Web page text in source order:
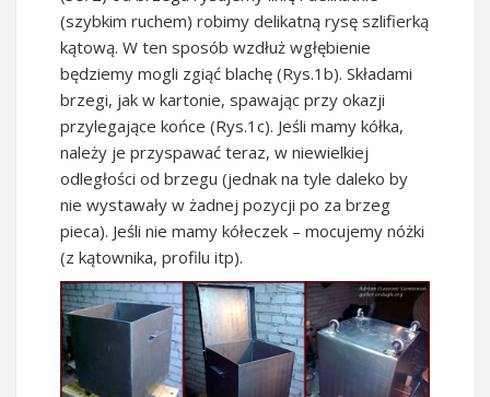
(szybkim ruchem) robimy delikatną rysę szlifierką
kątową. W ten sposób wzdłuż wgłębienie
będziemy mogli zgiąć blachę (Rys.1b). Składami
brzegi, jak w kartonie, spawając przy okazji
przylegające końce (Rys.1c). Jeśli mamy kółka,
należy je przyspawać teraz, w niewielkiej
odległości od brzegu (jednak na tyle daleko by
nie wystawały w żadnej pozycji po za brzeg
pieca). Jeśli nie mamy kółeczek – mocujemy nóżki
(z kątownika, profilu itp).